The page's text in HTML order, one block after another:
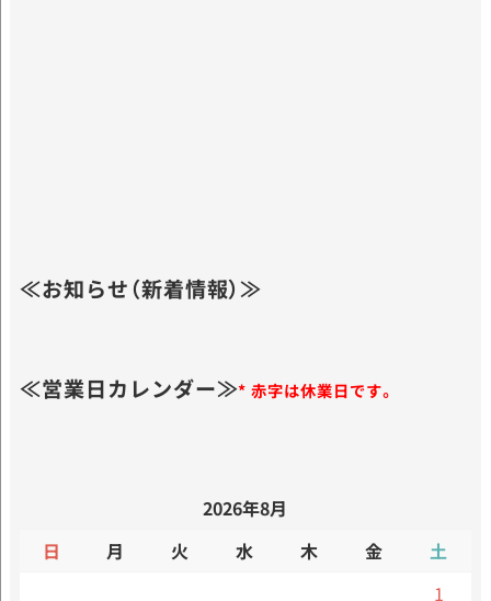
≪お知らせ（新着情報）≫
≪営業日カレンダー≫* 赤字は休業日です。
2026年8月
日
月 火 水 木 金
土
1